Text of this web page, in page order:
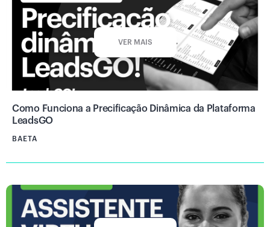
VER MAIS
Como Funciona a Precificação Dinâmica da Plataforma
LeadsGO
BAETA